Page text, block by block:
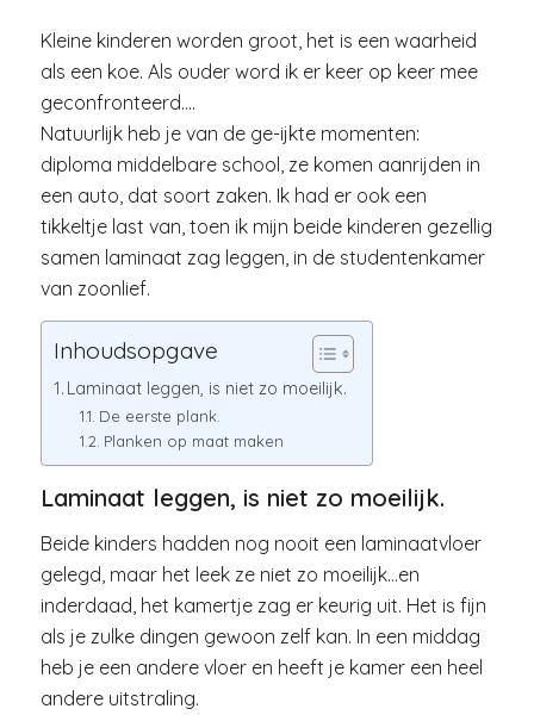
Kleine kinderen worden groot, het is een waarheid
als een koe. Als ouder word ik er keer op keer mee
geconfronteerd….
Natuurlijk heb je van de ge-ijkte momenten:
diploma middelbare school, ze komen aanrijden in
een auto, dat soort zaken. Ik had er ook een
tikkeltje last van, toen ik mijn beide kinderen gezellig
samen laminaat zag leggen, in de studentenkamer
van zoonlief.
Inhoudsopgave
Laminaat leggen, is niet zo moeilijk.
De eerste plank.
Planken op maat maken
Laminaat leggen, is niet zo moeilijk.
Beide kinders hadden nog nooit een laminaatvloer
gelegd, maar het leek ze niet zo moeilijk…en
inderdaad, het kamertje zag er keurig uit. Het is fijn
als je zulke dingen gewoon zelf kan. In een middag
heb je een andere vloer en heeft je kamer een heel
andere uitstraling.